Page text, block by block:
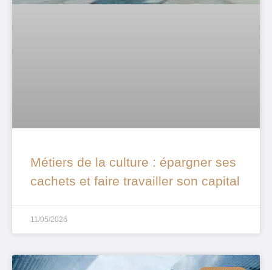
Métiers de la culture : épargner ses
cachets et faire travailler son capital
11/05/2026